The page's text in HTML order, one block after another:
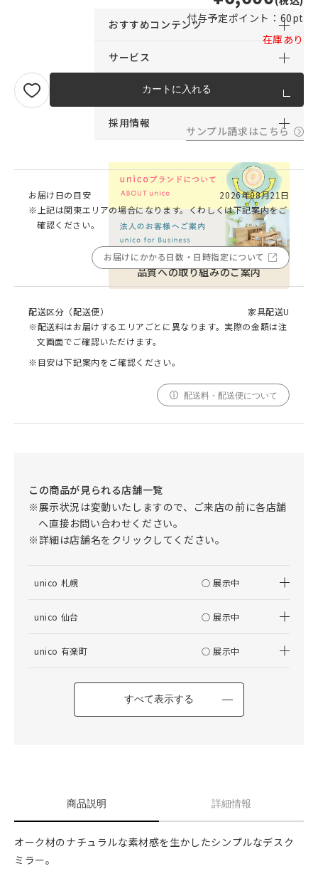
おすすめコンテンツ
サービス
サポート
採用情報
品質への取り組みのご案内
商品説明 詳細情報
オーク材のナチュラルな素材感を生かしたシンプルなデスク
ミラー。
付与予定ポイント： 60pt
在庫あり
カートに入れる
サンプル請求はこちら
お届け日の目安
2026年08月21日
※上記は関東エリアの場合になります。くわしくは下記案内をご
確認ください。
お届けにかかる日数・日時指定について
配送区分（配送便）
家具配送U
※配送料はお届けするエリアごとに異なります。実際の金額は注
文画面でご確認いただけます。
※目安は下記案内をご確認ください。
配送料・配送便について
この商品が見られる店舗一覧
※展示状況は変動いたしますので、ご来店の前に各店舗
へ直接お問い合わせください。
※詳細は店舗名をクリックしてください。
unico 札幌 ○ 展示中
unico 仙台 ○ 展示中
unico 有楽町 ○ 展示中
すべて表示する